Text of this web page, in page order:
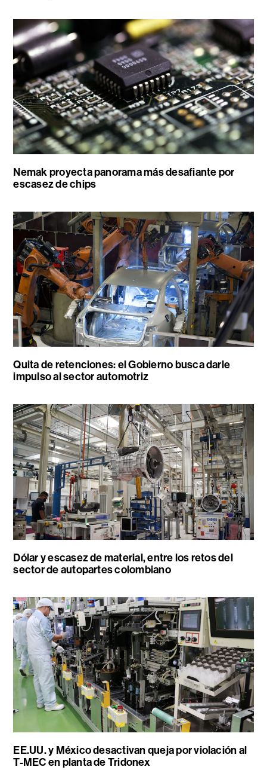
Nemak proyecta panorama más desafiante por
escasez de chips
Quita de retenciones: el Gobierno busca darle
impulso al sector automotriz
Dólar y escasez de material, entre los retos del
sector de autopartes colombiano
EE.UU. y México desactivan queja por violación al
T-MEC en planta de Tridonex